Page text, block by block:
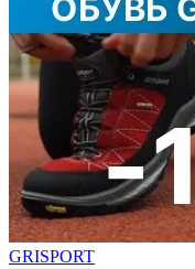
GRISPORT